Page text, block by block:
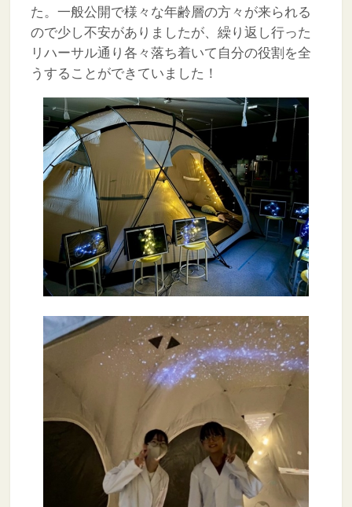
た。一般公開で様々な年齢層の方々が来られる
ので少し不安がありましたが、繰り返し行った
リハーサル通り各々落ち着いて自分の役割を全
うすることができていました！